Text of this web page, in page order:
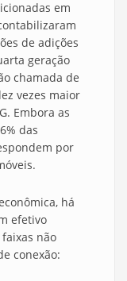
em
de adições
geração
chamada de
vezes maior
Embora as
das
por
há
efetivo
não
conexão: